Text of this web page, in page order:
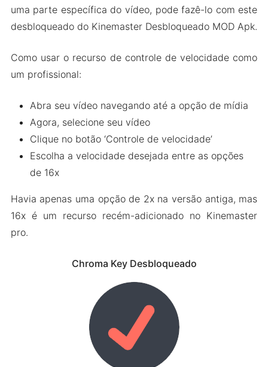
uma parte específica do vídeo, pode fazê-lo com este
desbloqueado do Kinemaster Desbloqueado MOD Apk.
Como usar o recurso de controle de velocidade como
um profissional:
Abra seu vídeo navegando até a opção de mídia
Agora, selecione seu vídeo
Clique no botão ‘Controle de velocidade’
Escolha a velocidade desejada entre as opções
de 16x
Havia apenas uma opção de 2x na versão antiga, mas
16x é um recurso recém-adicionado no Kinemaster
pro.
Chroma Key Desbloqueado